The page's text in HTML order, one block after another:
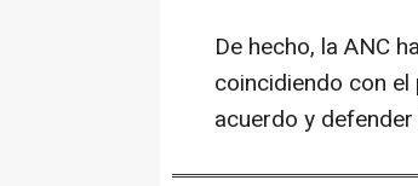
De hecho, la ANC
coincidiendo con
acuerdo y